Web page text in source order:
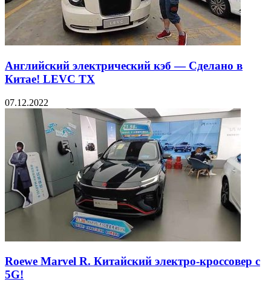
Английский электрический кэб — Сделано в
Китае! LEVC TX
07.12.2022
Roewe Marvel R. Китайский электро-кроссовер с
5G!